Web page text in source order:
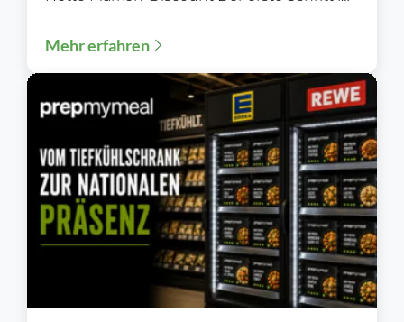
Ausbildungsstart 2026: Über 1.700...
Mehr erfahren